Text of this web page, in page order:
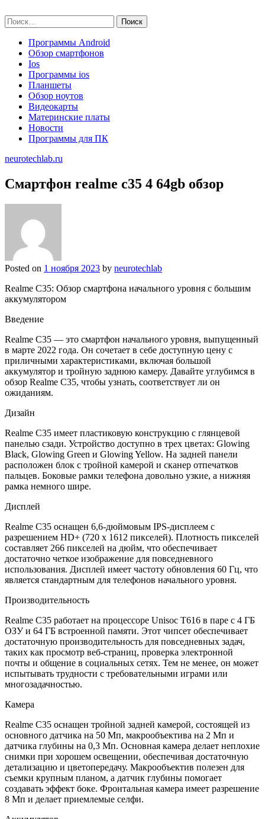
to
content
Найти:
Программы Android
Обзор смартфонов
Ios
Программы ios
Планшеты
Обзор ноутов
Видеокарты
Материнские платы
Новости
Программы для ПК
neurotechlab.ru
Смартфон realme c35 4 64gb обзор
Posted on 1 ноября 2023 by neurotechlab
Realme C35: Обзор смартфона начального уровня с большим
аккумулятором
Введение
Realme C35 — это смартфон начального уровня, выпущенный
в марте 2022 года. Он сочетает в себе доступную цену с
приличными характеристиками, включая большой
аккумулятор и тройную заднюю камеру. Давайте углубимся в
обзор Realme C35, чтобы узнать, соответствует ли он
ожиданиям.
Дизайн
Realme C35 имеет пластиковую конструкцию с глянцевой
панелью сзади. Устройство доступно в трех цветах: Glowing
Black, Glowing Green и Glowing Yellow. На задней панели
расположен блок с тройной камерой и сканер отпечатков
пальцев. Боковые рамки телефона довольно узкие, а нижняя
рамка немного шире.
Дисплей
Realme C35 оснащен 6,6-дюймовым IPS-дисплеем с
разрешением HD+ (720 x 1612 пикселей). Плотность пикселей
составляет 266 пикселей на дюйм, что обеспечивает
достаточно четкое изображение для повседневного
использования. Дисплей имеет частоту обновления 60 Гц, что
является стандартным для телефонов начального уровня.
Производительность
Realme C35 работает на процессоре Unisoc T616 в паре с 4 ГБ
ОЗУ и 64 ГБ встроенной памяти. Этот чипсет обеспечивает
достаточную производительность для повседневных задач,
таких как просмотр веб-страниц, проверка электронной
почты и общение в социальных сетях. Тем не менее, он может
испытывать трудности с требовательными играми или
многозадачностью.
Камера
Realme C35 оснащен тройной задней камерой, состоящей из
основного датчика на 50 Мп, макрообъектива на 2 Мп и
датчика глубины на 0,3 Мп. Основная камера делает неплохие
снимки при хорошем освещении, обеспечивая достаточную
детализацию и цветопередачу. Макрообъектив полезен для
съемки крупным планом, а датчик глубины помогает
создавать эффект боке. Фронтальная камера имеет разрешение
8 Мп и делает приемлемые селфи.